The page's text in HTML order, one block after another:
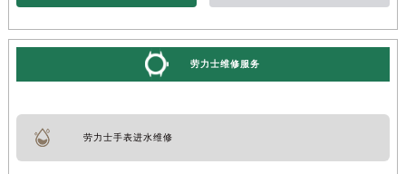
劳力士维修服务
劳力士手表进水维修